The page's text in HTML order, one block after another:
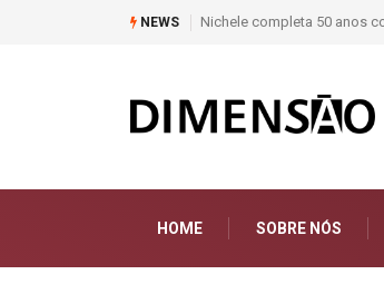
NEWS
de materiais de construção do BrasilModa deixa de
HOME SOBRE NÓS